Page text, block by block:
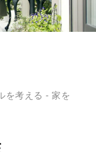
を考える - 家を